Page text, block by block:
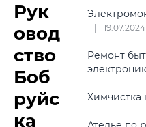
Рук
овод
ство
Боб
руйс
ка
19.07.2024
Ремонт
Химчистка